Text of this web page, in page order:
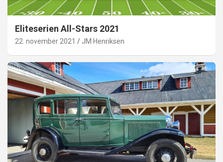
Eliteserien All-Stars 2021
22. november 2021 JM Henriksen